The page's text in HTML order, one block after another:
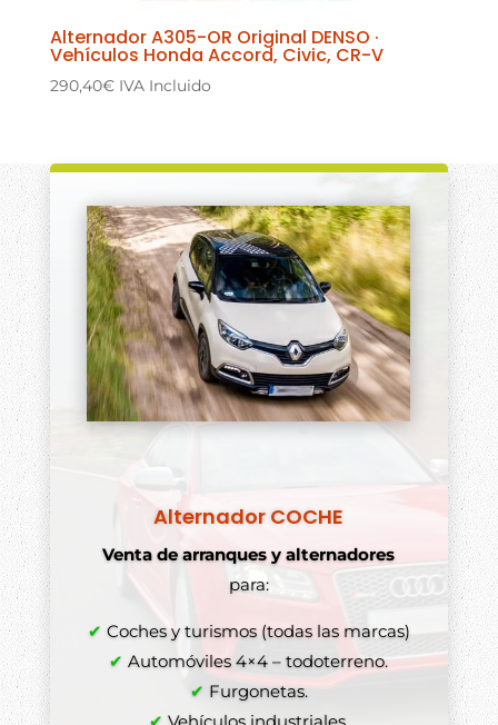
Alternador A305-OR Original DENSO ·
Vehículos Honda Accord, Civic, CR-V
290,40€ IVA Incluido
Alternador COCHE
Venta de arranques y alternadores
para:
✔ Coches y turismos (todas las marcas)
✔ Automóviles 4×4 – todoterreno.
✔ Furgonetas.